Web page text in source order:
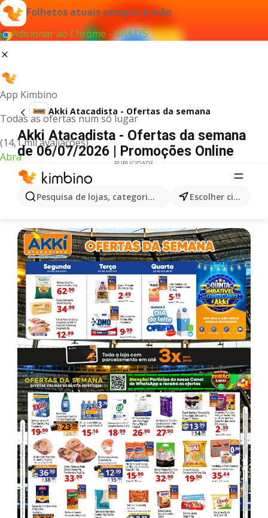
Folhetos atuais sempre à mão
Adicionar ao Chrome - GRÁTIS
App Kimbino
Todas as ofertas num só lugar
(14,1 mil avaliações)
Abra
Pesquisa de lojas, categorias,produtos... Escolher cidade
Akki Atacadista - Ofertas da semana
Akki Atacadista - Ofertas da semana
de 06/07/2026 | Promoções Online
PUBLICIDADE